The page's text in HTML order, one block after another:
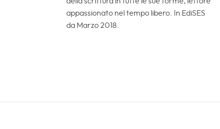
appassionato nel tempo libero. In EdiSES
da Marzo 2018.